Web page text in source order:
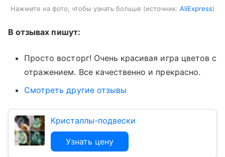
Нажмите на фото, чтобы узнать больше источник: AliExpress
В отзывах пишут:
Просто восторг! Очень красивая игра цветов с
отражением. Все качественно и прекрасно.
Смотреть другие отзывы
Кристаллы-подвески
Узнать цену